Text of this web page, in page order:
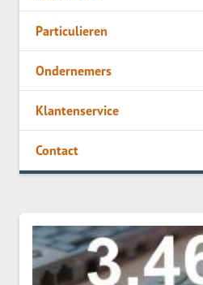
Particulieren
Ondernemers
Klantenservice
Contact